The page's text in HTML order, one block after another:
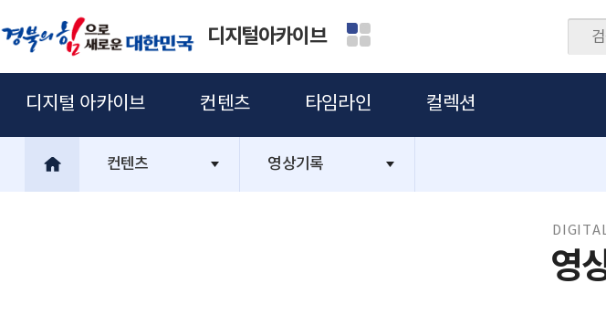
디지털아카이브
디지털 아카이브 컨텐츠 타임라인 컬렉션
컨텐츠 영상기록
영